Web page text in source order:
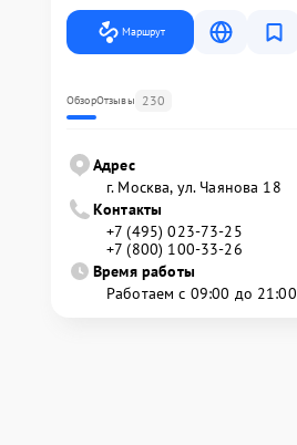
Маршрут
ОбзорОтзывы 230
Адрес
г. Москва, ул. Чаянова 18
Контакты
+7 (495) 023-73-25
+7 (800) 100-33-26
Время работы
Работаем с 09:00 до 21:00